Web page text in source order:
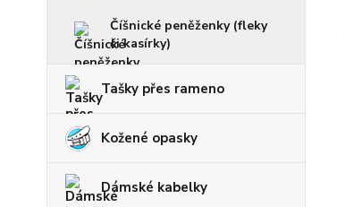
Číšnické peněženky (fleky
či kasírky)
Tašky přes rameno
Kožené opasky
Dámské kabelky